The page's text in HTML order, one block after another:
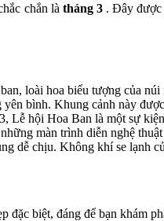
chắn là tháng 3. Đây được
loài hoa biểu tượng của
bình. Khung cảnh này
Lễ hội Hoa Ban là một sự
màn trình diễn nghệ
dễ chịu. Không khí se lạnh
đặc biệt, đáng để bạn khám